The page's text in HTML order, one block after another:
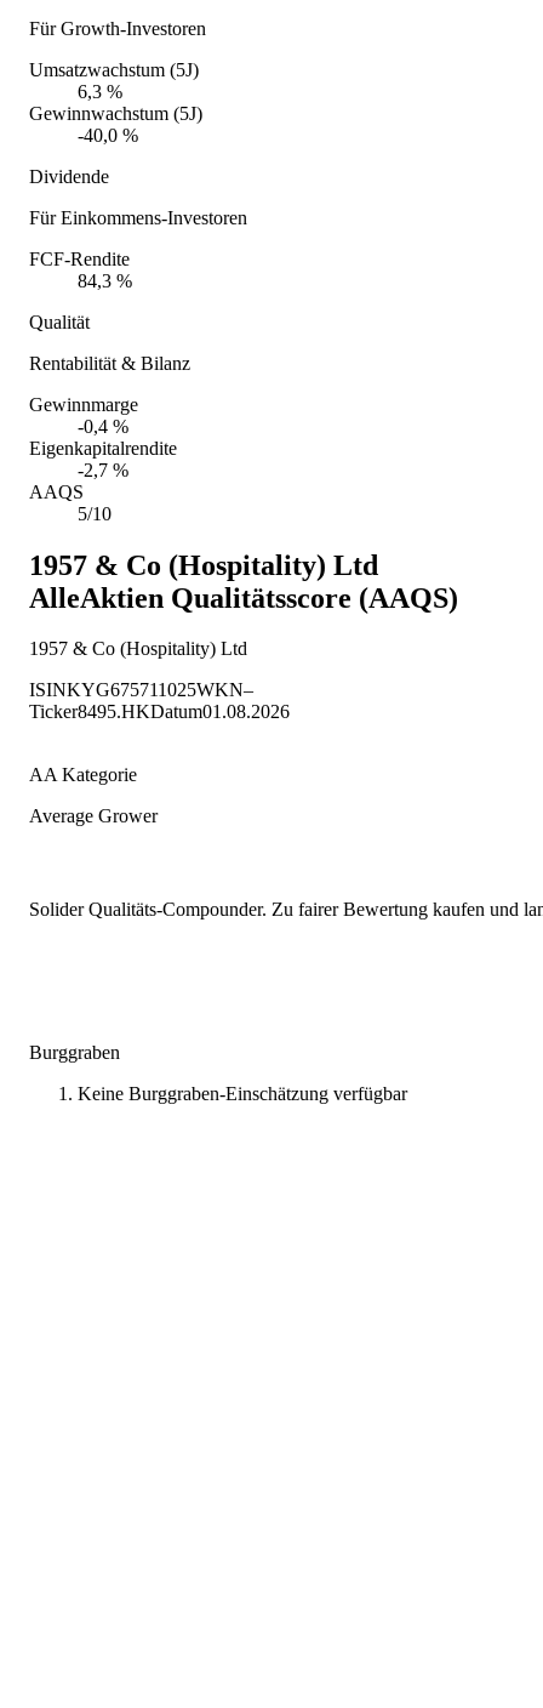
Für Growth-Investoren
Umsatzwachstum (5J)
6,3 %
Gewinnwachstum (5J)
-40,0 %
Dividende
Für Einkommens-Investoren
FCF-Rendite
84,3 %
Qualität
Rentabilität & Bilanz
Gewinnmarge
-0,4 %
Eigenkapitalrendite
-2,7 %
AAQS
5/10
1957 & Co (Hospitality) Ltd
AlleAktien Qualitätsscore (AAQS)
1957 & Co (Hospitality) Ltd
ISINKYG675711025WKN–
Ticker8495.HKDatum01.08.2026
AA Kategorie
Average Grower
Solider Qualitäts-Compounder. Zu fairer Bewertung kaufen und
Burggraben
Keine Burggraben-Einschätzung verfügbar